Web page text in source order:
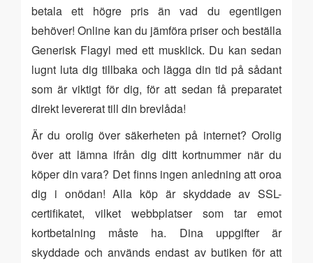
betala ett högre pris än vad du egentligen
behöver! Online kan du jämföra priser och beställa
Generisk Flagyl med ett musklick. Du kan sedan
lugnt luta dig tillbaka och lägga din tid på sådant
som är viktigt för dig, för att sedan få preparatet
direkt levererat till din brevlåda!
Är du orolig över säkerheten på internet? Orolig
över att lämna ifrån dig ditt kortnummer när du
köper din vara? Det finns ingen anledning att oroa
dig i onödan! Alla köp är skyddade av SSL-
certifikatet, vilket webbplatser som tar emot
kortbetalning måste ha. Dina uppgifter är
skyddade och används endast av butiken för att